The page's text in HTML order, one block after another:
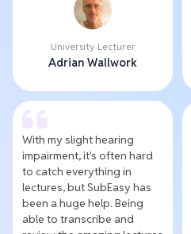
University Lecturer
Adrian Wallwork
With my slight hearing
impairment, it's often hard
to catch everything in
lectures, but SubEasy has
been a huge help. Being
able to transcribe and